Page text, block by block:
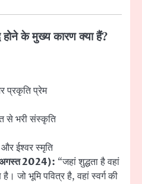
के मुख्य कारण क्या हैं?
प्रकृति प्रेम
से भरी संस्कृति
ईश्वर स्मृति
अगस्त 2024): “जहां शुद्धता है वहां
जो भूमि पवित्र है, वहां स्वर्ग की